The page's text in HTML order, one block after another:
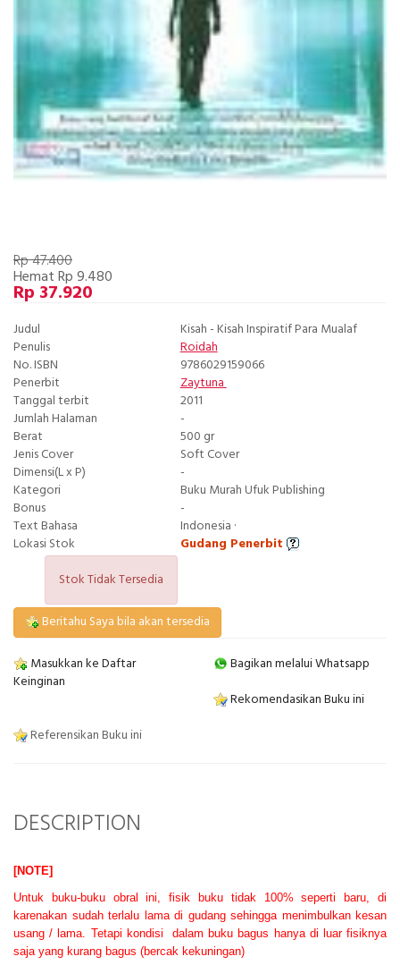
Rp 47.400
Hemat Rp 9.480
Rp 37.920
Judul
Kisah - Kisah Inspiratif Para Mualaf
Penulis
Roidah
No. ISBN
9786029159066
Penerbit
Zaytuna
Tanggal terbit
2011
Jumlah Halaman
-
Berat
500 gr
Jenis Cover
Soft Cover
Dimensi(L x P)
-
Kategori
Buku Murah Ufuk Publishing
Bonus
-
Text Bahasa
Indonesia ·
Lokasi Stok
Gudang Penerbit
Stok Tidak Tersedia
Beritahu Saya bila akan tersedia
Masukkan ke Daftar
Keinginan
Bagikan melalui Whatsapp
Rekomendasikan Buku ini
Referensikan Buku ini
DESCRIPTION
[NOTE]
Untuk buku-buku obral ini, fisik buku tidak 100% seperti baru , di
karenakan sudah terlalu lama di gudang sehingga menimbulkan kesan
usang / lama. Tetapi kondisidalam buku bagus hanya di luar fisiknya
saja yang kurang bagus (bercak kekuningan)